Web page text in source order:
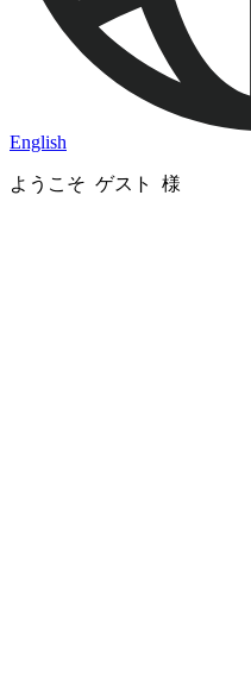
English
ようこそ ゲスト 様